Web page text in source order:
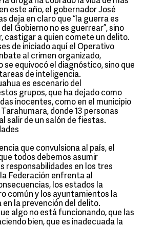
este año, el gobernador José
deja en claro que “la guerra es
Gobierno no es guerrear”, sino
castigar a quien comete un delito.
de iniciado aquí el Operativo
al crimen organizado,
se equivocó el diagnóstico, sino que
de inteligencia.
es escenario del
grupos, que ha dejado como
inocentes, como en el municipio
donde 13 personas
salir de un salón de fiestas.
que convulsiona al país, el
todos debemos asumir
responsabilidades en los tres
Federación enfrenta al
los estados la
común y los ayuntamientos la
la prevención del delito.
algo no está funcionando, que las
bien, que es inadecuada la